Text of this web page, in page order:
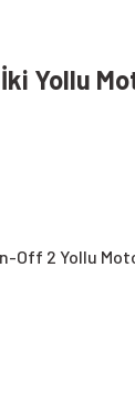
Yollu
Off 2 Yollu